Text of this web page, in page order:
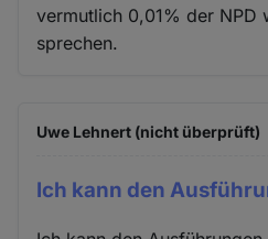
vermutlich 0,01% der NPD
sprechen.
Uwe Lehnert (nicht überprüft)
Ich kann den